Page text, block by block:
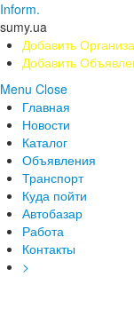
Inform.
sumy.ua
Добавить
Добавить
Menu Close
Главная
Новости
Каталог
Объявления
Транспорт
Куда пойти
Автобазар
Работа
Контакты
>